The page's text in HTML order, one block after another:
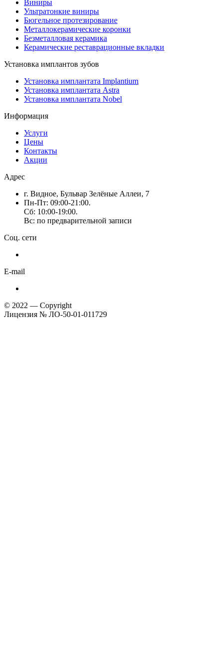
Виниры
Ультратонкие виниры
Бюгельное протезирование
Металлокерамические коронки
Безметалловая керамика
Керамические реставрационные вкладки
Установка имплантов зубов
Установка имплантата Implantium
Установка имплантата Astra
Установка имплантата Nobel
Информация
Услуги
Цены
Контакты
Акции
Адрес
г. Видное, Бульвар Зелёные Аллеи, 7
Пн-Пт: 09:00-21:00.
Сб: 10:00-19:00.
Вс: по предварительной записи
Соц. сети
E-mail
© 2022 — Copyright
Лицензия № ЛО-50-01-011729